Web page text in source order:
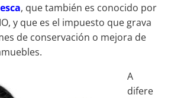
, que también es conocido por
y que es el impuesto que grava
de conservación o mejora de
A
difere